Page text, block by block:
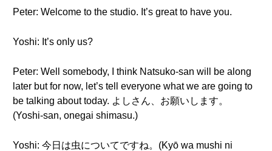
Peter: Welcome to the studio. It’s great to have you.
Yoshi: It’s only us?
Peter: Well somebody, I think Natsuko-san will be along
later but for now, let’s tell everyone what we are going to
be talking about today. よしさん、お願いします。
(Yoshi-san, onegai shimasu.)
Yoshi: 今日は虫についてですね。(Kyō wa mushi ni